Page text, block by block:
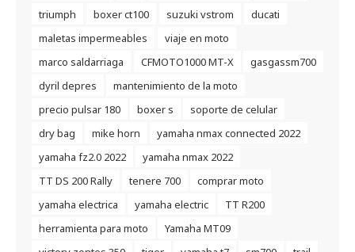
triumph
boxer ct100 suzuki vstrom
ducati
maletas impermeables
viaje en moto
marco saldarriaga
CFMOTO1000 MT-X
gasgassm700
dyril depres
mantenimiento de la moto
precio pulsar 180
boxer s
soporte de celular
dry bag
mike horn
yamaha nmax connected 2022
yamaha fz2.0 2022
yamaha nmax 2022
TT DS 200 Rally
tenere 700
comprar moto
yamaha electrica
yamaha electric
TT R200
herramienta para moto
Yamaha MT09